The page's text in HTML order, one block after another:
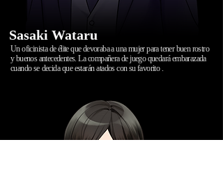
Sasaki Wataru
Un oficinista de élite que devoraba a una mujer para tener buen rostro
y buenos antecedentes. La compañera de juego quedará embarazada
cuando se decida que estarán atados con su favorito .